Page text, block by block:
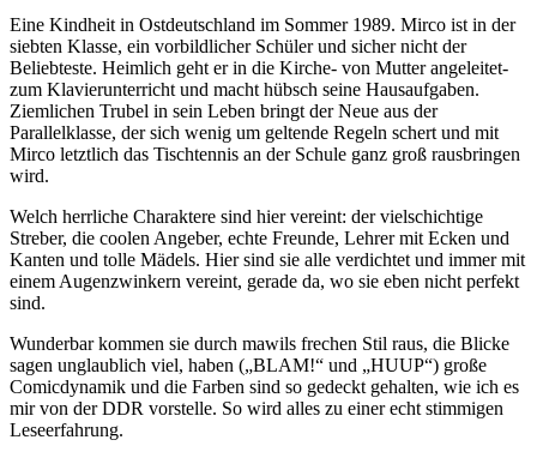
Eine Kindheit in Ostdeutschland im Sommer 1989. Mirco ist in der
siebten Klasse, ein vorbildlicher Schüler und sicher nicht der
Beliebteste. Heimlich geht er in die Kirche- von Mutter angeleitet-
zum Klavierunterricht und macht hübsch seine Hausaufgaben.
Ziemlichen Trubel in sein Leben bringt der Neue aus der
Parallelklasse, der sich wenig um geltende Regeln schert und mit
Mirco letztlich das Tischtennis an der Schule ganz groß rausbringen
wird.
Welch herrliche Charaktere sind hier vereint: der vielschichtige
Streber, die coolen Angeber, echte Freunde, Lehrer mit Ecken und
Kanten und tolle Mädels. Hier sind sie alle verdichtet und immer mit
einem Augenzwinkern vereint, gerade da, wo sie eben nicht perfekt
sind.
Wunderbar kommen sie durch mawils frechen Stil raus, die Blicke
sagen unglaublich viel, haben („BLAM!“ und „HUUP“) große
Comicdynamik und die Farben sind so gedeckt gehalten, wie ich es
mir von der DDR vorstelle. So wird alles zu einer echt stimmigen
Leseerfahrung.